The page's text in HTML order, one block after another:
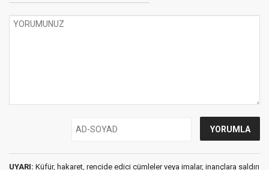
UYARI: Küfür, hakaret, rencide edici cümleler veya imalar, inançlara saldırı